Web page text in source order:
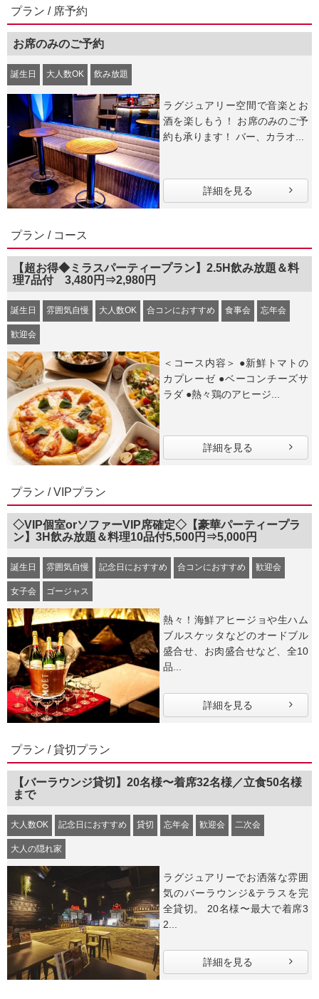
プラン / 席予約
お席のみのご予約
誕生日 大人数OK 飲み放題
ラグジュアリー空間で音楽とお
酒を楽しもう！ お席のみのご予
約も承ります！ バー、カラオ...
詳細を見る
プラン / コース
【超お得◆ミラスパーティープラン】2.5H飲み放題＆料
理7品付 3,480円⇒2,980円
誕生日 雰囲気自慢 大人数OK 合コンにおすすめ 食事会 忘年会
歓迎会
＜コース内容＞ ●新鮮トマトの
カプレーゼ ●ベーコンチーズサ
ラダ ●熱々鶏のアヒージ...
詳細を見る
プラン / VIPプラン
◇VIP個室orソファーVIP席確定◇【豪華パーティープラ
ン】3H飲み放題＆料理10品付5,500円⇒5,000円
誕生日 雰囲気自慢 記念日におすすめ 合コンにおすすめ 歓迎会
女子会 ゴージャス
熱々！海鮮アヒージョや生ハム
ブルスケッタなどのオードブル
盛合せ、お肉盛合せなど、全10
品...
詳細を見る
プラン / 貸切プラン
【バーラウンジ貸切】20名様〜着席32名様／立食50名様
まで
大人数OK 記念日におすすめ 貸切 忘年会 歓迎会 二次会
大人の隠れ家
ラグジュアリーでお洒落な雰囲
気のバーラウンジ&テラスを完
全貸切。 20名様〜最大で着席3
2...
詳細を見る